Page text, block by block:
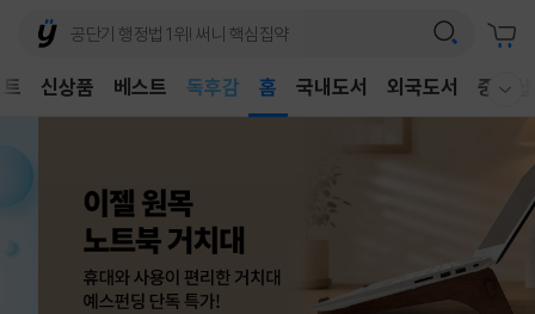
신상품 베스트
어린이
어린이
홈 국내도서 외국도서 중고샵